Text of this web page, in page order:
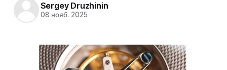
Sergey Druzhinin
08 нояб. 2025